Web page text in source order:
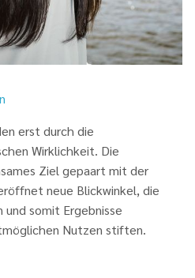
erst durch die
Wirklichkeit. Die
Ziel gepaart mit der
neue Blickwinkel, die
somit Ergebnisse
Nutzen stiften.